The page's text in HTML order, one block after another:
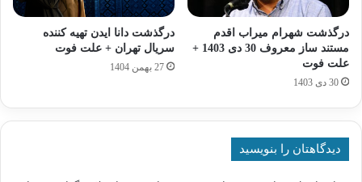
درگذشت شهرام میراب اقدم
مستند ساز معروف 30 دی 1403 +
علت فوت
30 دی 1403
درگذشت دانا ایدن تهیه کننده
سریال تهران + علت فوت
27 بهمن 1404
دیدگاهتان را بنویسید